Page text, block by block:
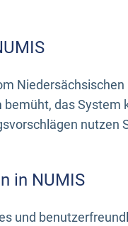
bemüht, das
nutzen
in NUMIS
und